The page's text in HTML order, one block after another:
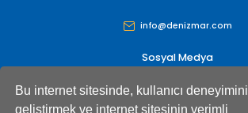
Bu internet sitesinde, kullanıcı deneyimini
geliştirmek ve internet sitesinin verimli
info@denizmar.com
Sosyal Medya